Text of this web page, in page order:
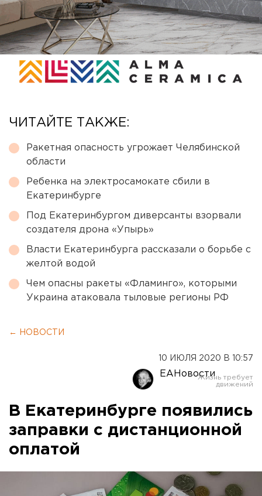
ЧИТАЙТЕ ТАКЖЕ:
Ракетная опасность угрожает Челябинской
области
Ребенка на электросамокате сбили в
Екатеринбурге
Под Екатеринбургом диверсанты взорвали
создателя дрона «Упырь»
Власти Екатеринбурга рассказали о борьбе с
желтой водой
Чем опасны ракеты «Фламинго», которыми
Украина атаковала тыловые регионы РФ
← НОВОСТИ
10 ИЮЛЯ 2020 В 10:57
ЕАНовости
В Екатеринбурге появились
заправки с дистанционной
оплатой